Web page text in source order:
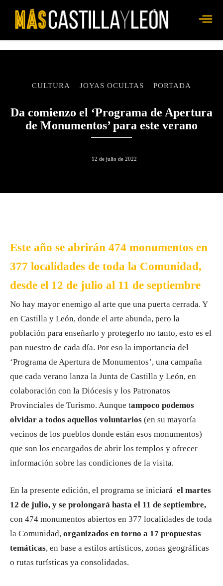
CULTURA JOYAS OCULTAS PORTADA
Da comienzo el ‘Programa de Apertura
de Monumentos’ para este verano
12 de julio de 2022
Este año se abrirán 474 monumentos en
377 localidades de toda la Comunidad,
desde el 12 de julio al 11 de septiembre
No hay mayor enemigo al arte que una puerta cerrada. Y
en Castilla y León, donde el arte abunda, pero la
población para enseñarlo y protegerlo no tanto, esto es el
pan nuestro de cada día. Por eso la importancia del
‘Programa de Apertura de Monumentos’, una campaña
que cada verano lanza la Junta de Castilla y León, en
colaboración con la Diócesis y los Patronatos
Provinciales de Turismo. Aunque tampoco podemos
olvidar a todos aquellos voluntarios (en su mayoría
vecinos de los pueblos donde están esos monumentos)
que son los encargados de abrir los templos y ofrecer
información sobre las condiciones de la visita.
En la presente edición, el programa se iniciará el martes
12 de julio, y se prolongará hasta el 11 de septiembre,
con 474 monumentos abiertos en 377 localidades de toda
la Comunidad, organizados en torno a 17 propuestas
temáticas, en base a estilos artísticos, zonas geográficas
o rutas turísticas ya consolidadas.